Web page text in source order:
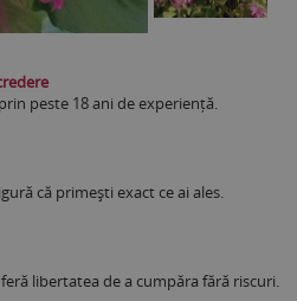
peste 18 ani de experiență.
că primești exact ce ai ales.
libertatea de a cumpăra fără riscuri.